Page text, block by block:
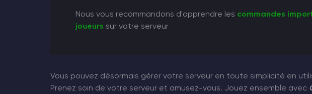
Nous vous recommandons d'apprendre les commandes
joueurs sur votre serveur
Vous pouvez désormais gérer votre serveur en toute simplicité en
Prenez soin de votre serveur et amusez-vous. Jouez ensemble avec